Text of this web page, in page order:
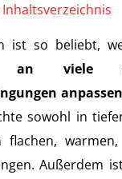
ist so beliebt,
an viele
sowohl in
warmen,
Außerdem